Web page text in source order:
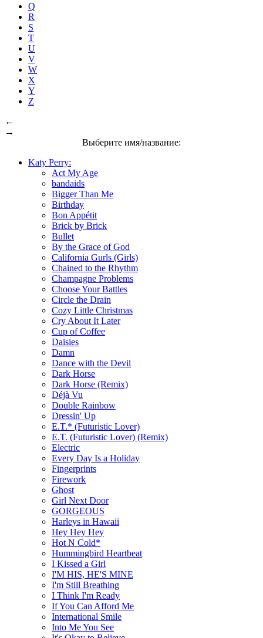
Q
R
S
T
U
V
W
X
Y
Z
←
→
Выберите имя/название:
Katy Perry:
Act My Age
bandaids
Bigger Than Me
Birthday
Bon Appétit
Brick by Brick
Bullet
By the Grace of God
California Gurls (Girls)
Chained to the Rhythm
Champagne Problems
Choose Your Battles
Circle the Drain
Cozy Little Christmas
Cry About It Later
Cup of Coffee
Daisies
Damn
Dance with the Devil
Dark Horse
Dark Horse (Remix)
Déjà Vu
Double Rainbow
Dressin' Up
E.T.* (Futuristic Lover)
E.T. (Futuristic Lover) (Remix)
Electric
Every Day Is a Holiday
Fingerprints
Firework
Ghost
Girl Next Door
GORGEOUS
Harleys in Hawaii
Hey Hey Hey
Hot N Cold*
Hummingbird Heartbeat
I Kissed a Girl
I'M HIS, HE'S MINE
I'm Still Breathing
I Think I'm Ready
If You Can Afford Me
International Smile
Into Me You See